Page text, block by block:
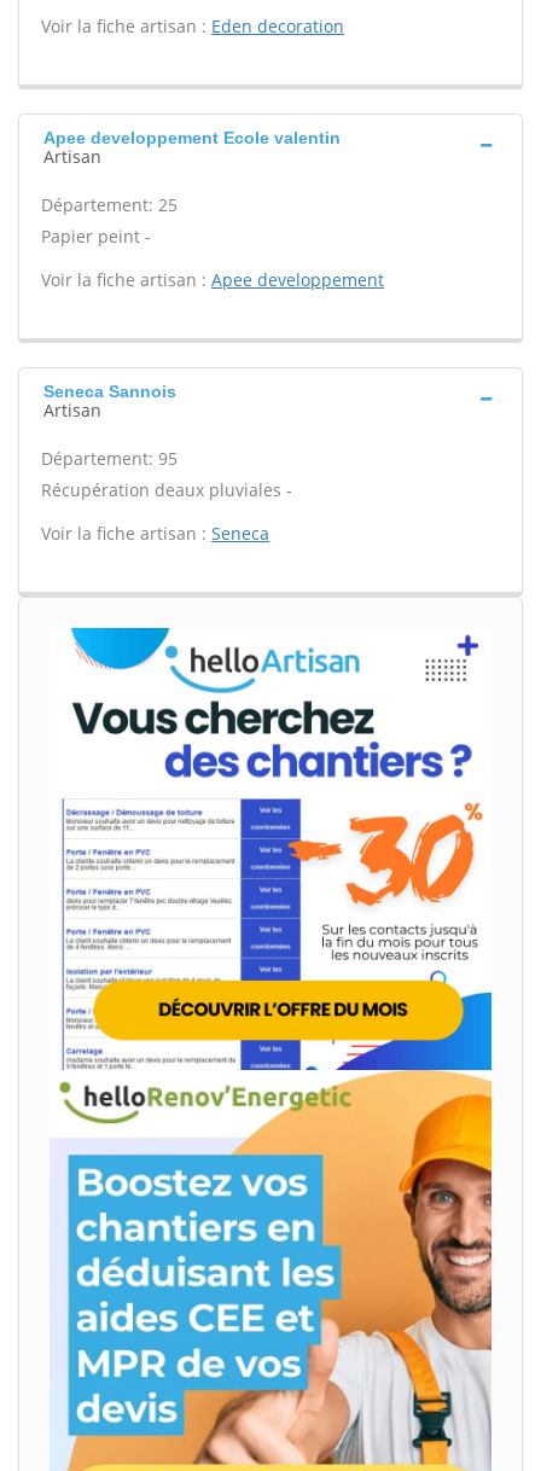
Voir la fiche artisan : Eden decoration
Apee developpement Ecole valentin
Artisan
Département: 25
Papier peint -
Voir la fiche artisan : Apee developpement
Seneca Sannois
Artisan
Département: 95
Récupération deaux pluviales -
Voir la fiche artisan : Seneca